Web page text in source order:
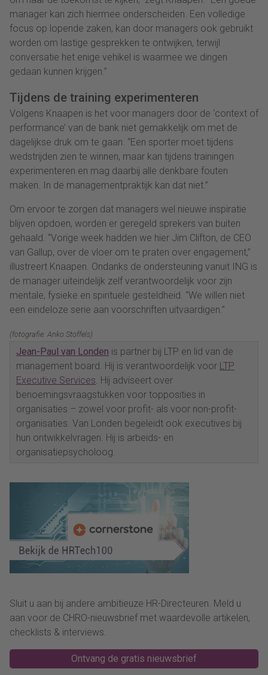
manager kan zich hiermee onderscheiden. Een volledige
focus op lopende zaken, kan door managers ook gebruikt
worden om lastige gesprekken te ontwijken, terwijl
conversatie het enige vehikel is waarmee we dingen
gedaan kunnen krijgen.”
Tijdens de training experimenteren
Volgens Knaapen is het voor managers door de ‘context of
performance’ van de bank niet gemakkelijk om met de
dagelijkse druk om te gaan. “Een sporter moet tijdens
wedstrijden zien te winnen, maar kan tijdens trainingen
experimenteren en mag daarbij alle denkbare fouten
maken. In de managementpraktijk kan dat niet.”
Om ervoor te zorgen dat managers wel nieuwe inspiratie
blijven opdoen, worden er geregeld sprekers van buiten
gehaald. “Vorige week hadden we hier Jim Clifton, de CEO
van Gallup, over de vloer om te praten over engagement,”
illustreert Knaapen. Ondanks de ondersteuning vanuit ING is
de manager uiteindelijk zelf verantwoordelijk voor zijn
mentale, fysieke en spirituele gesteldheid. “We willen niet
een eindeloze serie aan voorschriften uitvaardigen.”
(fotografie: Anko Stoffels)
Jean-Paul van Londen is partner bij LTP en lid van de
management board. Hij is verantwoordelijk voor LTP
Executive Services. Hij adviseert over
benoemingsvraagstukken voor topposities in
organisaties – zowel voor profit- als voor non-profit-
organisaties. Van Londen begeleidt ook executives bij
hun ontwikkelvragen. Hij is arbeids- en
organisatiepsycholoog.
Sluit u aan bij andere ambitieuze HR-Directeuren. Meld u
aan voor de CHRO-nieuwsbrief met waardevolle artikelen,
checklists & interviews.
Ontvang de gratis nieuwsbrief